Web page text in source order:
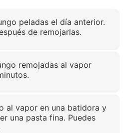
peladas el día anterior.
de remojarlas.
remojadas al vapor
al vapor en una batidora y
una pasta fina. Puedes